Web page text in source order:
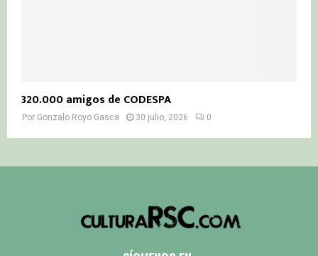
320.000 amigos de CODESPA
Por Gonzalo Royo Gasca 30 julio, 2026 0